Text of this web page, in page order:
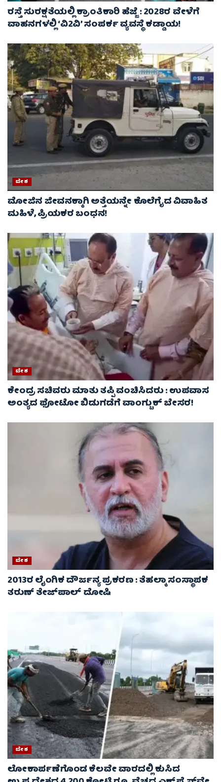
ರಸ್ತೆ ಸುರಕ್ಷತೆಯಲ್ಲಿ ಕ್ರಾಂತಿಕಾರಿ ಹೆಜ್ಜೆ : 2028ರ ವೇಳೆಗೆ
ವಾಹನಗಳಲ್ಲಿ ‘ವಿ2ವಿ’ ಸಂಪರ್ಕ ವ್ಯವಸ್ಥೆ ಕಡ್ಡಾಯ!
ದೇಶ
ಮೋಜಿನ ಜೀವನಕ್ಕಾಗಿ ಅತ್ತೆಯನ್ನೇ ಕೊಲೆಗೈದ ವಿವಾಹಿತ
ಮಹಿಳೆ, ಪ್ರಿಯಕರ ಬಂಧನ!
ದೇಶ
ಕೇಂದ್ರ ಸಚಿವರು ಮಾತು ತಪ್ಪಿ ವಂಚಿಸಿದರು : ಉಪವಾಸ
ಅಂತ್ಯದ ಫೋಟೋ ಬಿಡುಗಡೆಗೆ ವಾಂಗ್ಚುಕ್ ಬೇಸರ!
ದೇಶ
2013ರ ಲೈಂಗಿಕ ದೌರ್ಜನ್ಯ ಪ್ರಕರಣ : ತೆಹಲ್ಕಾ ಸಂಸ್ಥಾಪಕ
ತರುಣ್ ತೇಜ್‌ಪಾಲ್ ದೋಷಿ
ದೇಶ
ಲೋಕಾರ್ಪಣೆಗೊಂಡ ಕೆಲವೇ ವಾರದಲ್ಲಿ ಕುಸಿದ